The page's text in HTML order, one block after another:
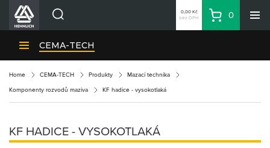
Divize HENNLICH
Blog
O firmě
0,00 Kč
bez DPH
Košík
0
CEMA-TECH
Home CEMA-TECH Produkty Mazací technika
Komponenty rozvodů maziva KF hadice - vysokotlaká
KF HADICE - VYSOKOTLAKÁ